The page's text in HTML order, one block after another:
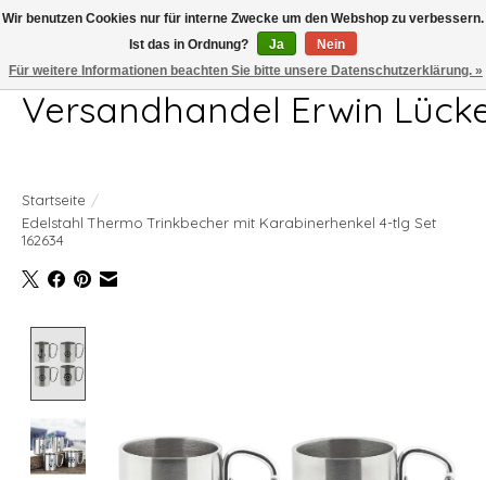
Telefon 04407 715872 MO-DO 7.00-17.00Uhr FR 7.00-13.00Uhr
Versandhandel Erwin
Startseite /
Edelstahl Thermo Trinkbecher mit Karabinerhenkel 4-tlg Set
162634
Wir benutzen Cookies nur für interne Zwecke um den Webshop zu verbessern.
Ist das in Ordnung?
Ja
Nein
Für weitere Informationen beachten Sie bitte unsere Datenschutzerklärung. »